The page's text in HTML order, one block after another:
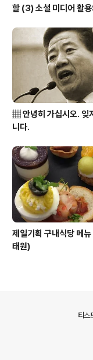
할 (3) 소셜 미디어 활용
▦ 안녕히 가십시오. 잊
니다.
제일기획 구내식당 메뉴
태원)
티스